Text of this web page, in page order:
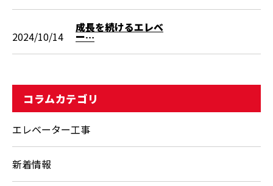
2024/10/14
成長を続けるエレベ
ー…
コラムカテゴリ
エレベーター工事
新着情報